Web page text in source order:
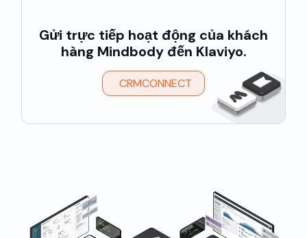
Gửi trực tiếp hoạt động của khách
hàng Mindbody đến Klaviyo.
CRMCONNECT